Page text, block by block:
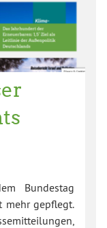
Bundestag
mehr gepflegt.